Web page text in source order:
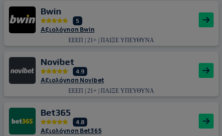
Bwin
5
Αξιολόγηση Bwin
ΕΕΕΠ | 21+ | ΠΑΙΞΕ ΥΠΕΥΘΥΝΑ
Novibet
4.9
Αξιολόγηση Novibet
ΕΕΕΠ | 21+ | ΠΑΙΞΕ ΥΠΕΥΘΥΝΑ
Bet365
4.8
Αξιολόγηση Bet365